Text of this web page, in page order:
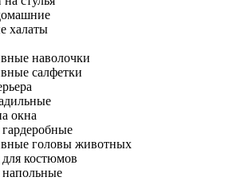
халаты
наволочки
салфетки
окна
головы животных
костюмов